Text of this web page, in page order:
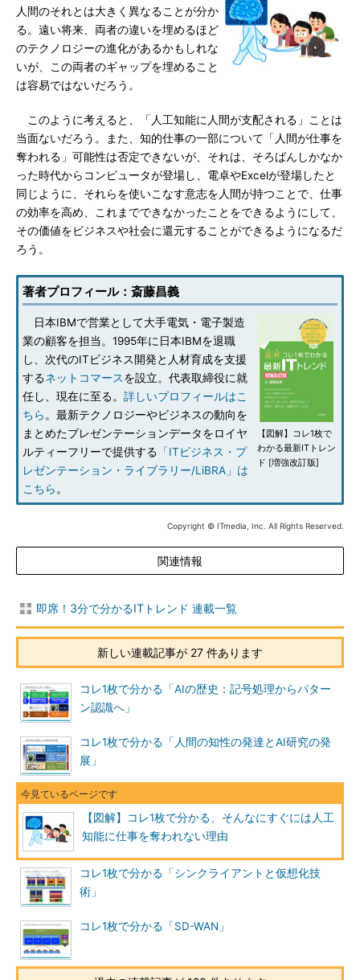
人間のそれとは大きく異なることが分か
る。遠い将来、両者の違いを埋めるほど
のテクノロジーの進化があるかもしれな
いが、この両者のギャップを埋めること
は容易ではないだろう。
このように考えると、「人工知能に人間が支配される」ことは
当面ないだろう。また、知的仕事の一部について「人間が仕事を
奪われる」可能性は否定できないが、それは、そろばんしかなか
った時代からコンピュータが登場し、電卓やExcelが登場したと
同じように、それらを使いこなす意志を人間が持つことで、仕事
の効率を高め、これまでできなかったことをできるようにして、
その価値をビジネスや社会に還元することができるようになるだ
ろう。
著者プロフィール：斎藤昌義
【図解】コレ1枚で
わかる最新ITトレン
ド [増強改訂版]
日本IBMで営業として大手電気・電子製造
業の顧客を担当。1995年に日本IBMを退職
し、次代のITビジネス開発と人材育成を支援
するネットコマースを設立。代表取締役に就
任し、現在に至る。 詳しいプロフィールはこ
ちら 。最新テクノロジーやビジネスの動向を
まとめたプレゼンテーションデータをロイヤ
ルティーフリーで提供する 「ITビジネス・プ
レゼンテーション・ライブラリー/LiBRA」は
こちら 。
Copyright © ITmedia, Inc. All Rights Reserved.
関連情報
即席！3分で分かるITトレンド 連載一覧
新しい連載記事が 27 件あります
コレ1枚で分かる「AIの歴史：記号処理からパター
ン認識へ」
コレ1枚で分かる「人間の知性の発達とAI研究の発
展」
【図解】コレ1枚で分かる、そんなにすぐには人工
知能に仕事を奪われない理由
コレ1枚で分かる「シンクライアントと仮想化技
術」
コレ1枚で分かる「SD-WAN」